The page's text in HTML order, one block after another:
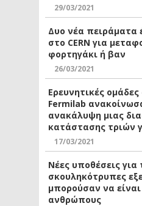
29/03/2021
Δυο νέα πειράματα
στο CERN για
φορτηγάκι ή βαν
26/03/2021
Ερευνητικές ομάδες
Fermilab
ανακάλυψη μιας
κατάστασης τριών
17/03/2021
Νέες υποθέσεις για
σκουληκότρυπες
μπορούσαν να
ανθρώπους